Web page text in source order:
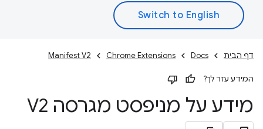
דף הבית Docs
Chrome Extensions
Manifest V2
המידע עזר לך?
מידע על מניפסט מגרסה V2